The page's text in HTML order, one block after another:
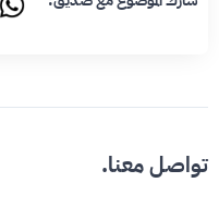
تواصل معنا.